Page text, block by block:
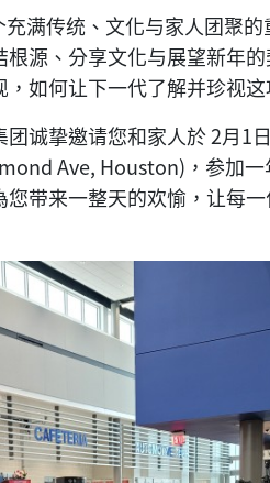
满传统、文化与家人团聚
源、分享文化与展望新年
如何让下一代了解并珍视
诚挚邀请您和家人於 2月1
Ave, Houston)，参加一
带来一整天的欢愉，让每